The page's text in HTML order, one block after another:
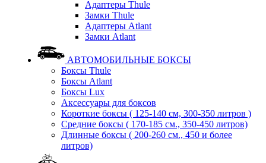
Адаптеры Thule
Замки Thule
Адаптеры Atlant
Замки Atlant
АВТОМОБИЛЬНЫЕ БОКСЫ
Боксы Thule
Боксы Atlant
Боксы Lux
Аксессуары для боксов
Короткие боксы ( 125-140 см, 300-350 литров )
Средние боксы ( 170-185 см., 350-450 литров)
Длинные боксы ( 200-260 см., 450 и более
литров)